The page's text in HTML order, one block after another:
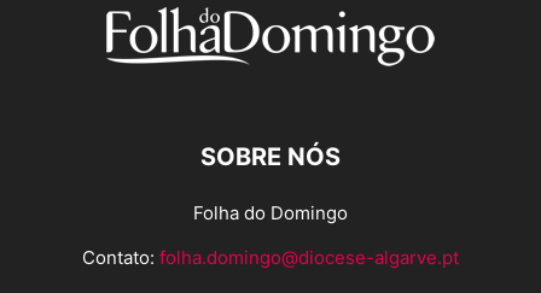
SOBRE NÓS
Folha do Domingo
Contato: folha.domingo@diocese-algarve.pt